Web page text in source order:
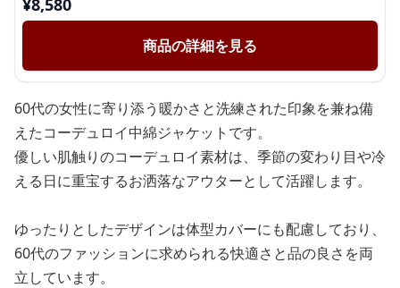
¥8,580
商品の詳細を見る
60代の女性に寄り添う暖かさと洗練された印象を兼ね備
えたコーデュロイ中綿ジャケットです。
優しい肌触りのコーデュロイ素材は、季節の変わり目や冷
える日に重宝するお洒落なアウターとして活躍します。
ゆったりとしたデザインは体型カバーにも配慮しており、
60代のファッションに求められる快適さと品の良さを両
立しています。